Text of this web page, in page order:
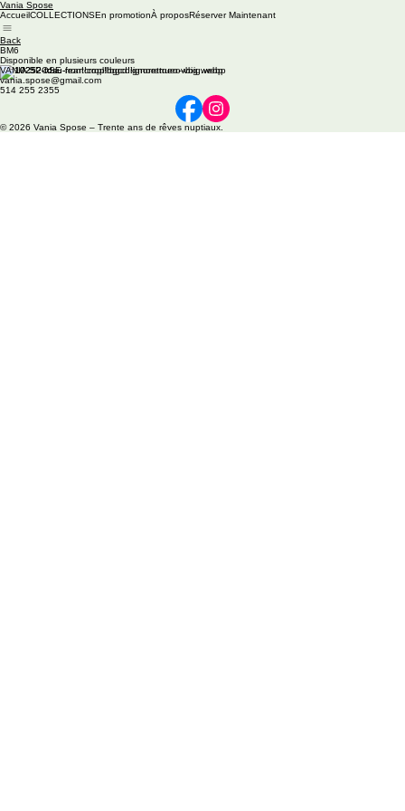
Vania Spose
AccueilCOLLECTIONSEn promotionÀ proposRéserver Maintenant
Back
BM6
Disponible en plusieurs couleurs
VANIA SPOSE
vania.spose@gmail.com
514 255 2355
© 2026 Vania Spose – Trente ans de rêves nuptiaux.